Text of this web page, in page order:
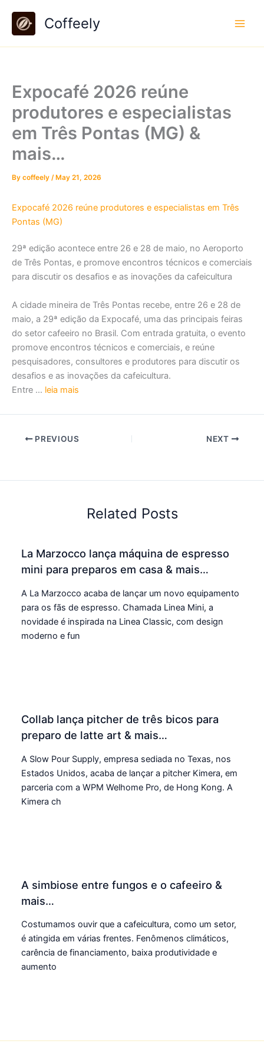
content
Coffeely
Expocafé 2026 reúne
produtores e especialistas
em Três Pontas (MG) &
mais…
By coffeely / May 21, 2026
Expocafé 2026 reúne produtores e especialistas em Três
Pontas (MG)
29ª edição acontece entre 26 e 28 de maio, no Aeroporto
de Três Pontas, e promove encontros técnicos e comerciais
para discutir os desafios e as inovações da cafeicultura
A cidade mineira de Três Pontas recebe, entre 26 e 28 de
maio, a 29ª edição da Expocafé, uma das principais feiras
do setor cafeeiro no Brasil. Com entrada gratuita, o evento
promove encontros técnicos e comerciais, e reúne
pesquisadores, consultores e produtores para discutir os
desafios e as inovações da cafeicultura.
Entre … leia mais
PREVIOUS NEXT
Related Posts
La Marzocco lança máquina de espresso
mini para preparos em casa & mais…
A La Marzocco acaba de lançar um novo equipamento
para os fãs de espresso. Chamada Linea Mini, a
novidade é inspirada na Linea Classic, com design
moderno e fun
Collab lança pitcher de três bicos para
preparo de latte art & mais…
A Slow Pour Supply, empresa sediada no Texas, nos
Estados Unidos, acaba de lançar a pitcher Kimera, em
parceria com a WPM Welhome Pro, de Hong Kong. A
Kimera ch
A simbiose entre fungos e o cafeeiro &
mais…
Costumamos ouvir que a cafeicultura, como um setor,
é atingida em várias frentes. Fenômenos climáticos,
carência de financiamento, baixa produtividade e
aumento